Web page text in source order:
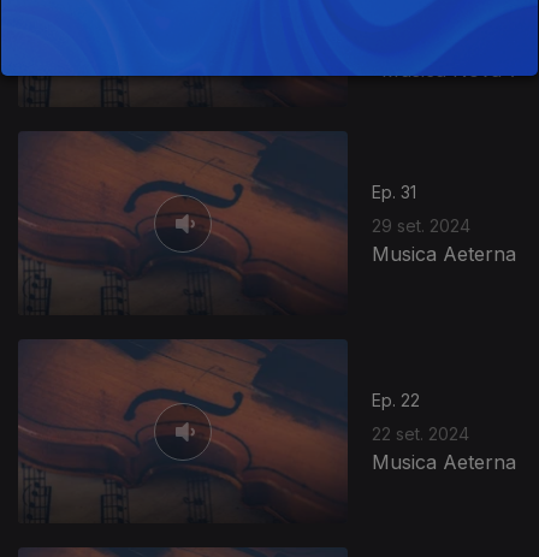
"Musica Nova".
Ep. 31
29 set. 2024
Musica Aeterna
Ep. 22
22 set. 2024
Musica Aeterna